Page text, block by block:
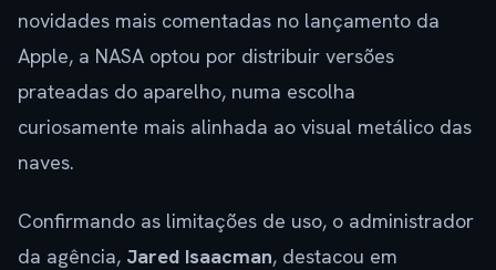
novidades mais comentadas no lançamento da
Apple, a NASA optou por distribuir versões
prateadas do aparelho, numa escolha
curiosamente mais alinhada ao visual metálico das
naves.
Confirmando as limitações de uso, o administrador
da agência, Jared Isaacman, destacou em